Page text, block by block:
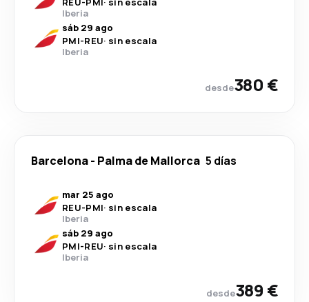
Iberia
sáb 29 ago
PMI-REU· sin escala
Iberia
desde380 €
Barcelona- Palma de Mallorca 5 días
mar 25 ago
REU-PMI· sin escala
Iberia
sáb 29 ago
PMI-REU· sin escala
Iberia
desde389 €